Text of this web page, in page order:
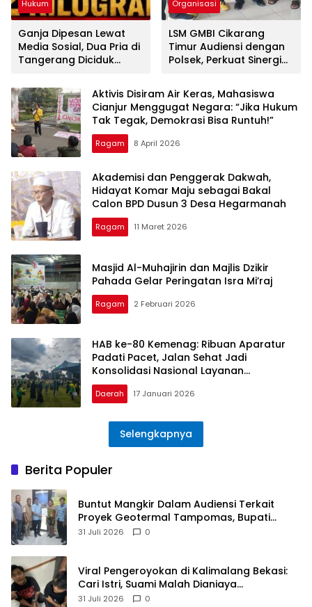
Hukum
Ganja Dipesan Lewat
Media Sosial, Dua Pria di
Tangerang Diciduk
Metro Bekasi
Organisasi
LSM GMBI Cikarang
Timur Audiensi dengan
Polsek, Perkuat Sinergi
Aktivis Disiram Air Keras, Mahasiswa
Cianjur Menggugat Negara: “Jika Hukum
Tak Tegak, Demokrasi Bisa Runtuh!”
Ragam 8 April 2026
Akademisi dan Penggerak Dakwah,
Hidayat Komar Maju sebagai Bakal
Calon BPD Dusun 3 Desa Hegarmanah
Ragam 11 Maret 2026
Masjid Al-Muhajirin dan Majlis Dzikir
Pahada Gelar Peringatan Isra Mi’raj
Ragam 2 Februari 2026
HAB ke-80 Kemenag: Ribuan Aparatur
Padati Pacet, Jalan Sehat Jadi
Konsolidasi Nasional Layanan
Keagamaan dan Solidaritas Bencana
Daerah 17 Januari 2026
Selengkapnya
Berita Populer
Buntut Mangkir Dalam Audiensi Terkait
Proyek Geotermal Tampomas, Bupati
Sumedang Dilaporkan Ke Ombudsman dan
31 Juli 2026 0
Viral Pengeroyokan di Kalimalang Bekasi:
Cari Istri, Suami Malah Dianiaya
Sekelompok Pria
31 Juli 2026 0